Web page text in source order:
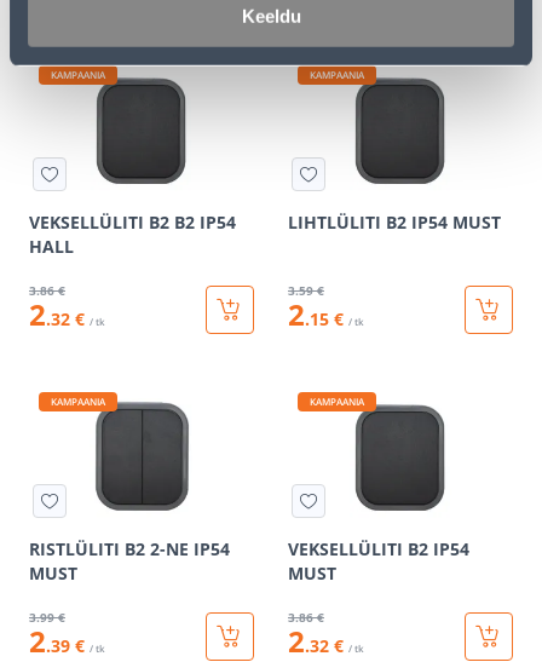
Keeldu
KAMPAANIA
VEKSELLÜLITI B2 B2 IP54
HALL
3.86 €
2.32 € / tk
KAMPAANIA
LIHTLÜLITI B2 IP54 MUST
3.59 €
2.15 € / tk
KAMPAANIA
RISTLÜLITI B2 2-NE IP54
MUST
3.99 €
2.39 € / tk
KAMPAANIA
VEKSELLÜLITI B2 IP54
MUST
3.86 €
2.32 € / tk